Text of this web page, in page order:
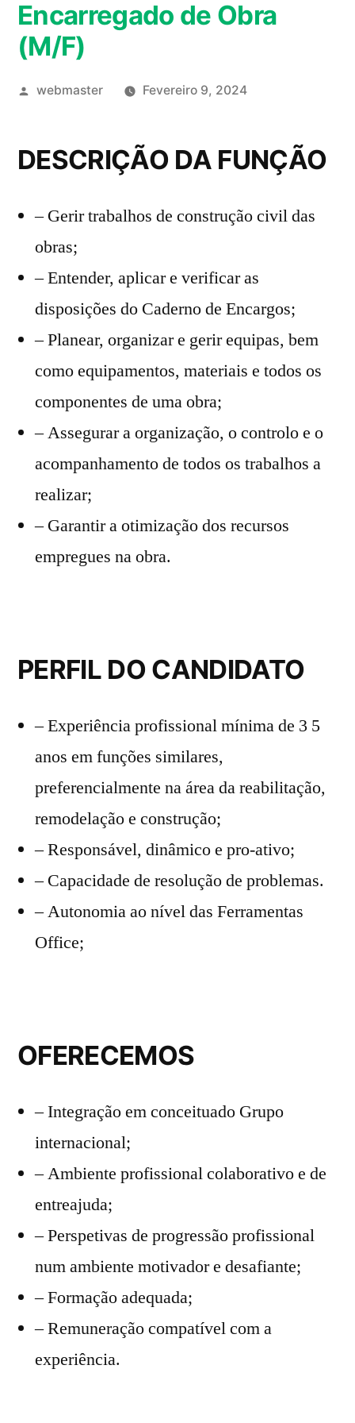
Saltar
para
Encarregado de Obra
(M/F)
Publicado
webmaster Fevereiro 9, 2024
DESCRIÇÃO DA FUNÇÃO
– Gerir trabalhos de construção civil das
obras;
– Entender, aplicar e verificar as
disposições do Caderno de Encargos;
– Planear, organizar e gerir equipas, bem
como equipamentos, materiais e todos os
componentes de uma obra;
– Assegurar a organização, o controlo e o
acompanhamento de todos os trabalhos a
realizar;
– Garantir a otimização dos recursos
empregues na obra.
PERFIL DO CANDIDATO
– Experiência profissional mínima de 3 5
anos em funções similares,
preferencialmente na área da reabilitação,
remodelação e construção;
– Responsável, dinâmico e pro-ativo;
– Capacidade de resolução de problemas.
– Autonomia ao nível das Ferramentas
Office;
OFERECEMOS
– Integração em conceituado Grupo
internacional;
– Ambiente profissional colaborativo e de
entreajuda;
– Perspetivas de progressão profissional
num ambiente motivador e desafiante;
– Formação adequada;
– Remuneração compatível com a
experiência.